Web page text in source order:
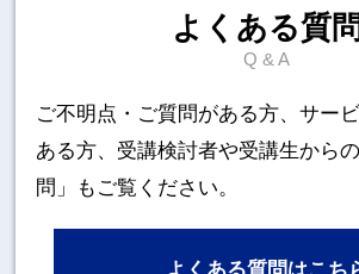
よくある質問
Q & A
ご不明点・ご質問がある方、サー
ある方、 受講検討者や受講生から
問」もご覧ください。